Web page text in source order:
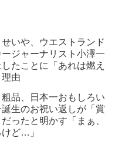
いや、ウエストランド
ジャーナリスト小澤一
たことに「あれは燃え
由
品、日本一おもしろい
生のお祝い返しが「賞
ったと明かす「まぁ、
ど…」